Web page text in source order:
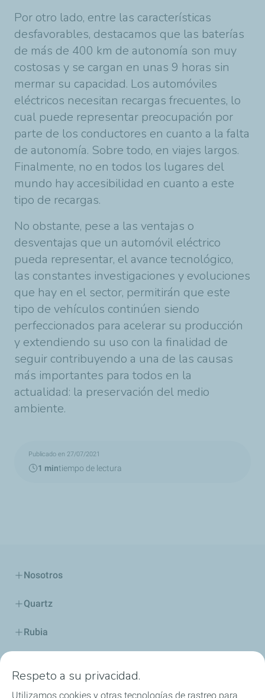
Por otro lado, entre las características
desfavorables, destacamos que las baterías
de más de 400 km de autonomía son muy
costosas y se cargan en unas 9 horas sin
mermar su capacidad. Los automóviles
eléctricos necesitan recargas frecuentes, lo
cual puede representar preocupación por
parte de los conductores en cuanto a la falta
de autonomía. Sobre todo, en viajes largos.
Finalmente, no en todos los lugares del
mundo hay accesibilidad en cuanto a este
tipo de recargas.
No obstante, pese a las ventajas o
desventajas que un automóvil eléctrico
pueda representar, el avance tecnológico,
las constantes investigaciones y evoluciones
que hay en el sector, permitirán que este
tipo de vehículos continúen siendo
perfeccionados para acelerar su producción
y extendiendo su uso con la finalidad de
seguir contribuyendo a una de las causas
más importantes para todos en la
actualidad: la preservación del medio
ambiente.
Publicado en 27/07/2021
1 mintiempo de lectura
Nosotros
Quartz
Rubia
Lubricantes y especialidades
Respeto a su privacidad.
Utilizamos cookies y otras tecnologías de rastreo para